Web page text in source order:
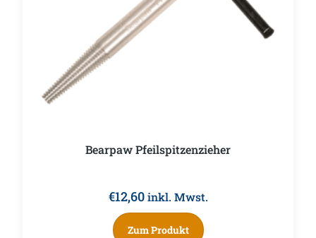
Bearpaw Pfeilspitzenzieher
€12,60 inkl. Mwst.
Zum Produkt